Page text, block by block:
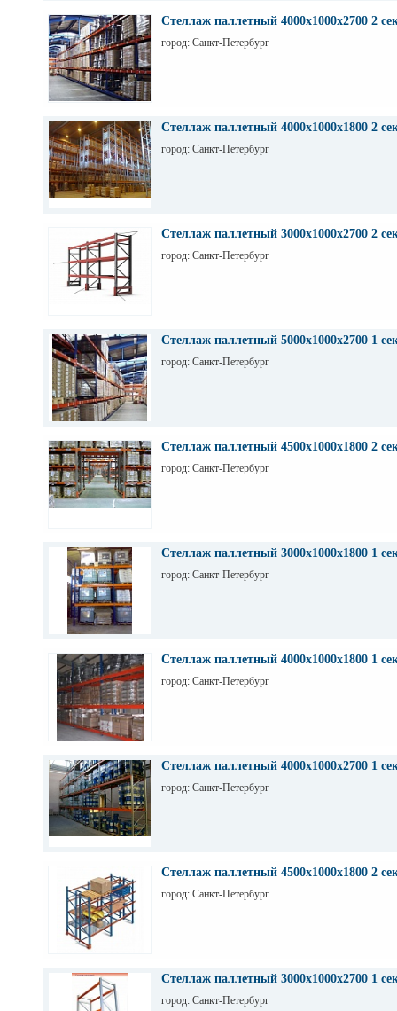
Стеллаж паллетный 4000х1000х2700 2
город: Санкт-Петербург
Стеллаж паллетный 4000х1000х1800 2
город: Санкт-Петербург
Стеллаж паллетный 3000х1000х2700 2
город: Санкт-Петербург
Стеллаж паллетный 5000х1000х2700 1
город: Санкт-Петербург
Стеллаж паллетный 4500х1000х1800 2
город: Санкт-Петербург
Стеллаж паллетный 3000х1000х1800 1
город: Санкт-Петербург
Стеллаж паллетный 4000х1000х1800 1
город: Санкт-Петербург
Стеллаж паллетный 4000х1000х2700 1
город: Санкт-Петербург
Стеллаж паллетный 4500х1000х1800 2
город: Санкт-Петербург
Стеллаж паллетный 3000х1000х2700 1
город: Санкт-Петербург